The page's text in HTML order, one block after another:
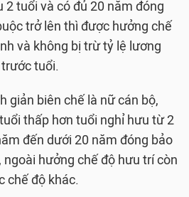
tuổi và có đủ 20 năm đóng
trở lên thì được hưởng chế
và không bị trừ tỷ lệ lương
tuổi.
giản biên chế là nữ cán bộ,
thấp hơn tuổi nghỉ hưu từ 2
đến dưới 20 năm đóng bảo
ngoài hưởng chế độ hưu trí còn
chế độ khác.